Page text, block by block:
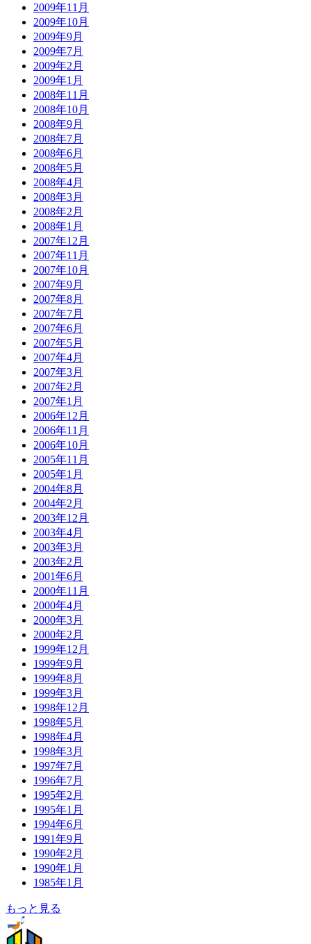
2009年11月
2009年10月
2009年9月
2009年7月
2009年2月
2009年1月
2008年11月
2008年10月
2008年9月
2008年7月
2008年6月
2008年5月
2008年4月
2008年3月
2008年2月
2008年1月
2007年12月
2007年11月
2007年10月
2007年9月
2007年8月
2007年7月
2007年6月
2007年5月
2007年4月
2007年3月
2007年2月
2007年1月
2006年12月
2006年11月
2006年10月
2005年11月
2005年1月
2004年8月
2004年2月
2003年12月
2003年4月
2003年3月
2003年2月
2001年6月
2000年11月
2000年4月
2000年3月
2000年2月
1999年12月
1999年9月
1999年8月
1999年3月
1998年12月
1998年5月
1998年4月
1998年3月
1997年7月
1996年7月
1995年2月
1995年1月
1994年6月
1991年9月
1990年2月
1990年1月
1985年1月
もっと見る